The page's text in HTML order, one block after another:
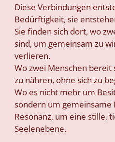
Diese Verbindungen
Bedürftigkeit, sie
Sie finden sich dort, wo
sind, um gemeinsam zu
verlieren.
Wo zwei Menschen bereit
zu nähren, ohne sich zu
Wo es nicht mehr um
sondern um gemeinsame
Resonanz, um eine stille,
Seelenebene.